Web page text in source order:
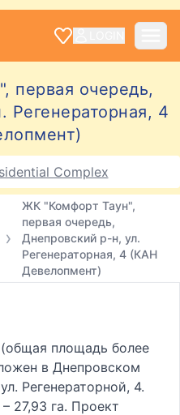
первая очередь,
Регенераторная, 4
Complex
ЖК "Комфорт Таун",
первая очередь,
Днепровский р-н, ул.
Регенераторная, 4 (КАН
Девелопмент)
площадь более
в Днепровском
Регенераторной, 4.
27,93 га. Проект